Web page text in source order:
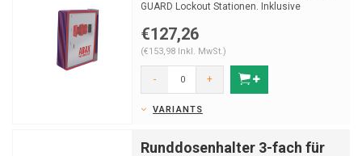
GUARD Lockout Stationen. Inklusive
€127,26
(€153,98 Inkl. MwSt.)
- +
VARIANTS
Runddosenhalter 3-fach für